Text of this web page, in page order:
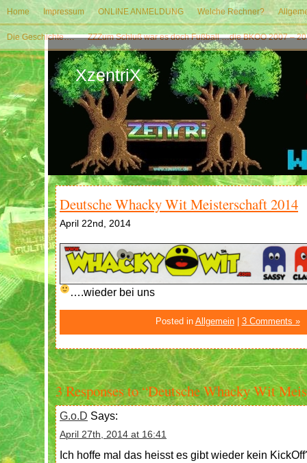
XzentriX
Home Impressum ONLINE ANMELDUNG Welche Rechner?
Die Geschichte…. ZZZum Schluß war es doch Fußball …die BKOO 2007 –
Deutsche Whacky Wit Meisterschaft 2014
April 22nd, 2014
….wieder bei uns
Posted in Allgemein| 3 Comments »
3 Responses to “Deutsche Whacky Wit
G.o.D Says:
April 27th, 2014 at 16:41
Ich hoffe mal das heisst es gibt wieder kein